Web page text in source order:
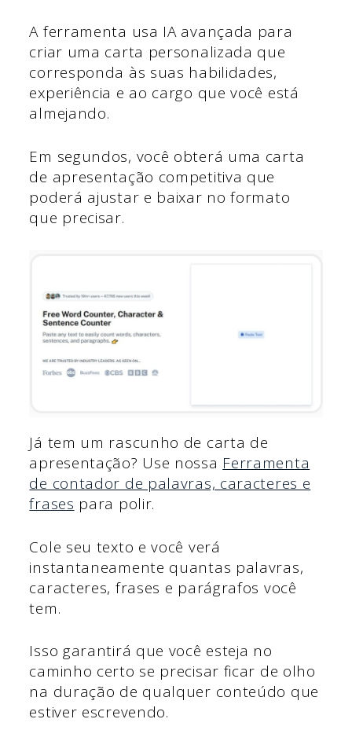
A ferramenta usa IA avançada para
criar uma carta personalizada que
corresponda às suas habilidades,
experiência e ao cargo que você está
almejando.
Em segundos, você obterá uma carta
de apresentação competitiva que
poderá ajustar e baixar no formato
que precisar.
Já tem um rascunho de carta de
apresentação? Use nossa Ferramenta
de contador de palavras, caracteres e
frases para polir.
Cole seu texto e você verá
instantaneamente quantas palavras,
caracteres, frases e parágrafos você
tem.
Isso garantirá que você esteja no
caminho certo se precisar ficar de olho
na duração de qualquer conteúdo que
estiver escrevendo.